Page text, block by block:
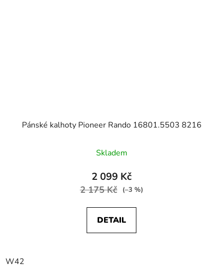
Pánské kalhoty Pioneer Rando 16801.5503 8216
Skladem
2 099 Kč
2 175 Kč (–3 %)
DETAIL
W42